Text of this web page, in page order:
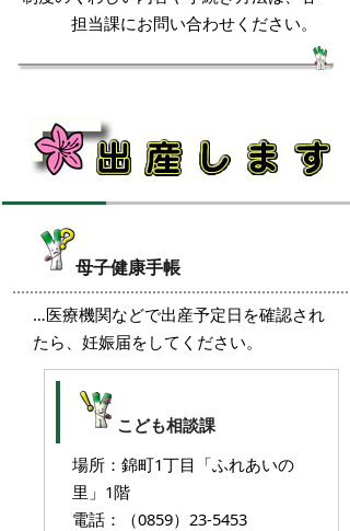
担当課にお問い合わせください。
母子健康手帳
…医療機関などで出産予定日を確認され
たら、妊娠届をしてください。
こども相談課
場所：錦町1丁目「ふれあいの
里」1階
電話：（0859）23-5453